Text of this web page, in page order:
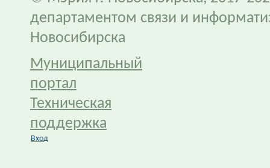
департаментом связи и
Новосибирска
Муниципальный
портал
Техническая
поддержка
Вход